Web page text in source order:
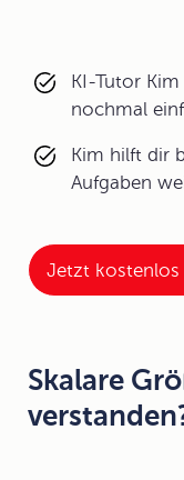
KI-Tutor
nochmal
Kim hilft dir
Aufgaben
Jetzt
Skalare